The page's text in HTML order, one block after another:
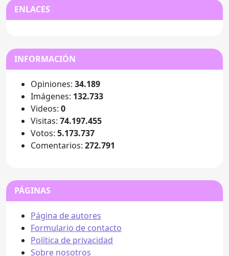
ENLACES
INFORMACIÓN
Opiniones: 34.189
Imágenes: 132.733
Videos: 0
Visitas: 74.197.455
Votos: 5.173.737
Comentarios: 272.791
PÁGINAS
Página de autores
Formulario de contacto
Política de privacidad
Sobre nosotros